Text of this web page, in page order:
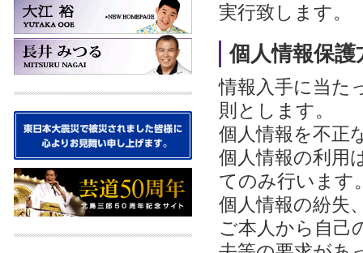
実行致します。
個人情報保護
情報入手に当た
則とします。
個人情報を不正
個人情報の利用
てのみ行います
個人情報の紛失
ご本人から自己